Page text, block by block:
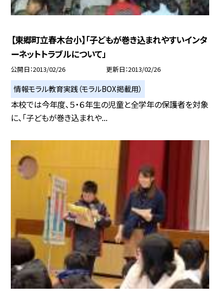
【東郷町立春木台小】「子どもが巻き込まれやすいインタ
ーネットトラブルについて」
公開日 2013/02/26 更新日 2013/02/26
情報モラル教育実践（モラルBOX掲載用）
本校では今年度、５・６年生の児童と全学年の保護者を対象
に、「子どもが巻き込まれや...